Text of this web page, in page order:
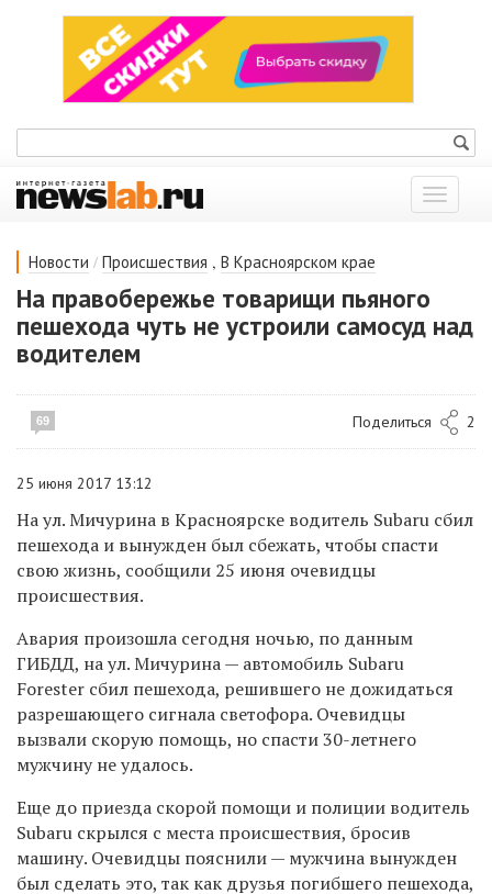
Показать
меню
Новости / Происшествия , В Красноярском крае
На правобережье товарищи пьяного
пешехода чуть не устроили самосуд над
водителем
69 Поделиться 2
25 июня 2017 13:12
На ул. Мичурина в Красноярске водитель Subaru сбил
пешехода и вынужден был сбежать, чтобы спасти
свою жизнь, сообщили 25 июня очевидцы
происшествия.
Авария произошла сегодня ночью, по данным
ГИБДД, на ул. Мичурина — автомобиль Subaru
Forester сбил пешехода, решившего не дожидаться
разрешающего сигнала светофора. Очевидцы
вызвали скорую помощь, но спасти 30-летнего
мужчину не удалось.
Еще до приезда скорой помощи и полиции водитель
Subaru скрылся с места происшествия, бросив
машину. Очевидцы пояснили — мужчина вынужден
был сделать это, так как друзья погибшего пешехода,